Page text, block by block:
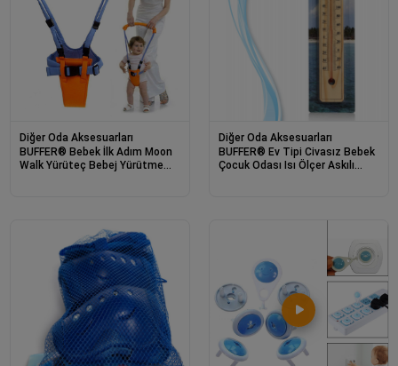
Diğer Oda Aksesuarları
BUFFER® Bebek İlk Adım Moon
Walk Yürüteç Bebej Yürütme
Diğer Oda Aksesuarları
BUFFER® Ev Tipi Civasız Bebek
Çocuk Odası Isı Ölçer Askılı